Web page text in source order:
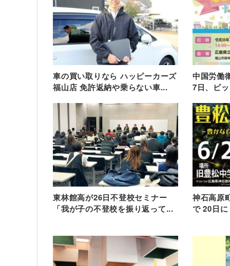
車の買い取りなら ハッピーカーズ
福山店 免許返納や乗らない車...
中国労働
7日、ビ
東林館高が26日不登校セミナー
「我が子の不登校を振り返って...
神石高原
で 20日